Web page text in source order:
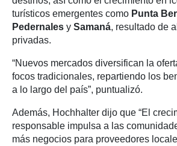
turísticos emergentes como Punta
Pedernales y Samaná, resultado de
privadas.
“Nuevos mercados diversifican la
focos tradicionales, repartiendo los
a lo largo del país”, puntualizó.
Además, Hochhalter dijo que “El
responsable impulsa a las
más negocios para proveedores